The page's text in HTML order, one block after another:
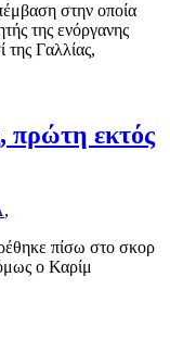
στην οποία
της ενόργανης
της Γαλλίας,
πρώτη εκτός
,
πίσω στο σκορ
ο Καρίμ